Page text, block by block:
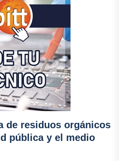
de residuos orgánicos
pública y el medio